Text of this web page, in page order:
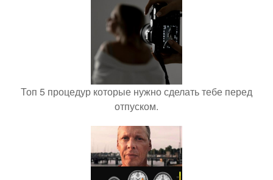
Топ 5 процедур которые нужно сделать тебе перед
отпуском.